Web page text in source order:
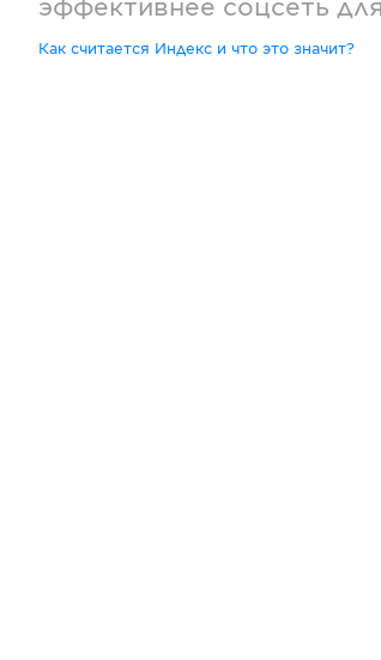
эффективнее соцсеть
Как считается Индекс и что это значит?